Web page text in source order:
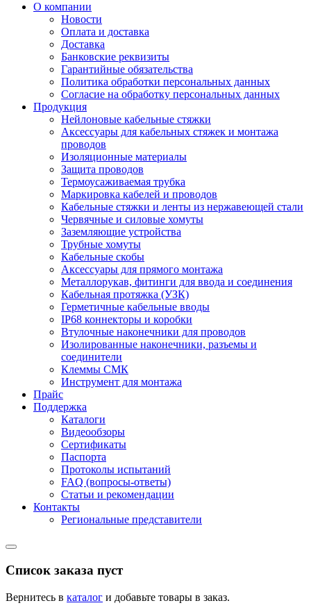
О компании
Новости
Оплата и доставка
Доставка
Банковские реквизиты
Гарантийные обязательства
Политика обработки персональных данных
Согласие на обработку персональных данных
Продукция
Нейлоновые кабельные стяжки
Аксессуары для кабельных стяжек и монтажа
проводов
Изоляционные материалы
Защита проводов
Термоусаживаемая трубка
Маркировка кабелей и проводов
Кабельные стяжки и ленты из нержавеющей стали
Червячные и силовые хомуты
Заземляющие устройства
Трубные хомуты
Кабельные скобы
Аксессуары для прямого монтажа
Металлорукав, фитинги для ввода и соединения
Кабельная протяжка (УЗК)
Герметичные кабельные вводы
IP68 коннекторы и коробки
Втулочные наконечники для проводов
Изолированные наконечники, разъемы и
соединители
Клеммы СМК
Инструмент для монтажа
Прайс
Поддержка
Каталоги
Видеообзоры
Сертификаты
Паспорта
Протоколы испытаний
FAQ (вопросы-ответы)
Статьи и рекомендации
Контакты
Региональные представители
Список заказа пуст
Вернитесь в каталог и добавьте товары в заказ.